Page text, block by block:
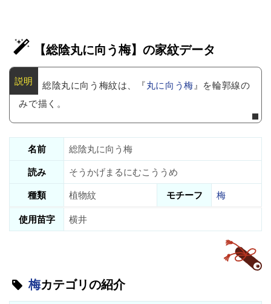
【総陰丸に向う梅】の家紋データ
総陰丸に向う梅紋は、『丸に向う梅』を輪郭線の
みで描く。
名前
総陰丸に向う梅
読み
そうかげまるにむこううめ
種類
植物紋 モチーフ
梅
使用苗字
横井
梅カテゴリの紹介